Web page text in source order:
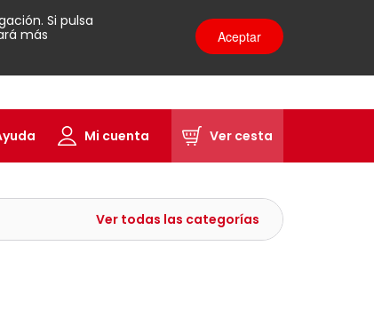
Si pulsa
más
Aceptar
Ver cesta
Mi cuenta
Ver todas las categorías